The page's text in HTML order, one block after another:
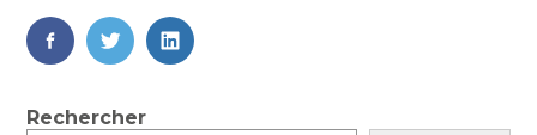
FaceBook
TwitterLinkedIn
Blog
Rechercher